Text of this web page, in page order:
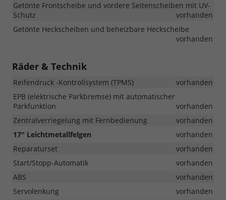
Getönte Frontscheibe und vordere Seitenscheiben mit UV-
Schutz
vorhanden
Getönte Heckscheiben und beheizbare Heckscheibe
vorhanden
Räder & Technik
Reifendruck -Kontrollsystem (TPMS)
vorhanden
EPB (elektrische Parkbremse) mit automatischer
Parkfunktion
vorhanden
Zentralverriegelung mit Fernbedienung
vorhanden
17" Leichtmetallfelgen
vorhanden
Reparaturset
vorhanden
Start/Stopp-Automatik
vorhanden
ABS
vorhanden
Servolenkung
vorhanden